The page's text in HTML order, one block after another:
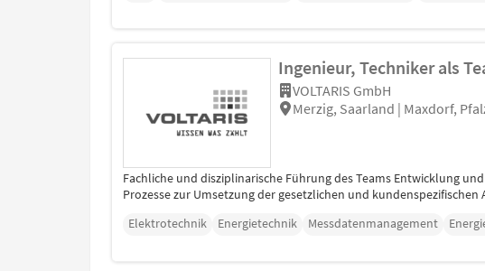
Ingenieur, Techniker als
VOLTARIS GmbH
Merzig, Saarland | Maxdorf,
Fachliche und disziplinarische Führung des Teams Entwicklung
Prozesse zur Umsetzung der gesetzlichen und
Elektrotechnik
Energietechnik Messdatenmanagement